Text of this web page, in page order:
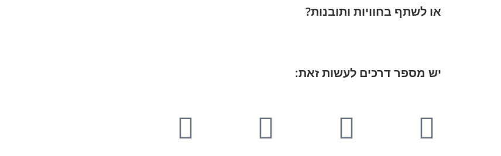
או לשתף בחוויות ותובנות?
יש מספר דרכים לעשות זאת: